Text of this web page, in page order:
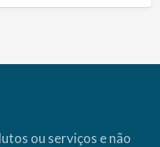
ou serviços e não